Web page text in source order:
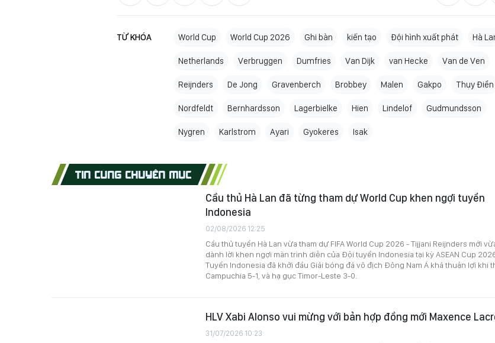
TỪ KHÓA World Cup World Cup 2026 Ghi bàn kiến tạo Đội hình xuất phát Hà
Netherlands Verbruggen Dumfries Van Dijk van Hecke Van de Ven
Reijnders De Jong Gravenberch Brobbey Malen Gakpo Thụy Điển
Nordfeldt Bernhardsson Lagerbielke Hien Lindelof Gudmundsson
Nygren Karlstrom Ayari Gyokeres Isak
TIN CÙNG CHUYÊN MỤC
Cầu thủ Hà Lan đã từng tham dự World Cup khen ngợi tuyển
Indonesia
02/08/2026 12:25
Cầu thủ tuyển Hà Lan vừa tham dự FIFA World Cup 2026 - Tijjani Reijnders mới
dành lời khen ngợi màn trình diễn của Đội tuyển Indonesia tại kỳ ASEAN Cup
Tuyển Indonesia đã khởi đầu Giải bóng đá vô địch Đông Nam Á khá thuận lợi khi
Campuchia 5-1, và hạ gục Timor-Leste 3-0.
HLV Xabi Alonso vui mừng với bản hợp đồng mới Maxence
31/07/2026 10:23